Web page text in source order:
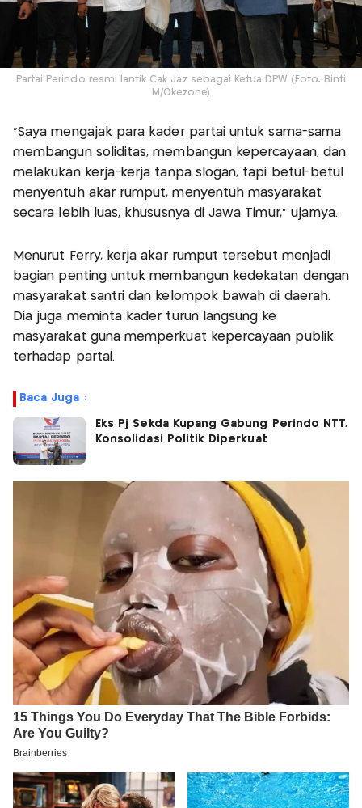
Partai Perindo resmi lantik Cak Jaz sebagai Ketua DPW (Foto: Binti
M/Okezone)
“Saya mengajak para kader partai untuk sama-sama
membangun soliditas, membangun kepercayaan, dan
melakukan kerja-kerja tanpa slogan, tapi betul-betul
menyentuh akar rumput, menyentuh masyarakat
secara lebih luas, khususnya di Jawa Timur,” ujarnya.
Menurut Ferry, kerja akar rumput tersebut menjadi
bagian penting untuk membangun kedekatan dengan
masyarakat santri dan kelompok bawah di daerah.
Dia juga meminta kader turun langsung ke
masyarakat guna memperkuat kepercayaan publik
terhadap partai.
Baca Juga :
Eks Pj Sekda Kupang Gabung Perindo NTT,
Konsolidasi Politik Diperkuat